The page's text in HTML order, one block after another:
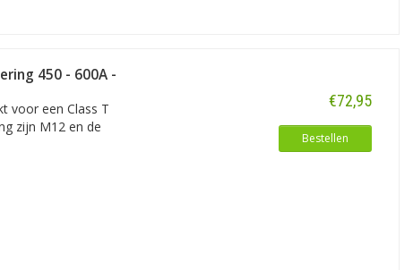
ander merk is in deze webshop
en PostNL.
450 - 600A -
voor een Class T
zijn M12 en de
€72,95
Bestellen